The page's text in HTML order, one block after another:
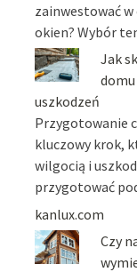
zainwestować
okien? Wybór
Jak
uszkodzeń
Przygotowanie
kluczowy krok,
wilgocią i
przygotować
kanlux.com
Czy